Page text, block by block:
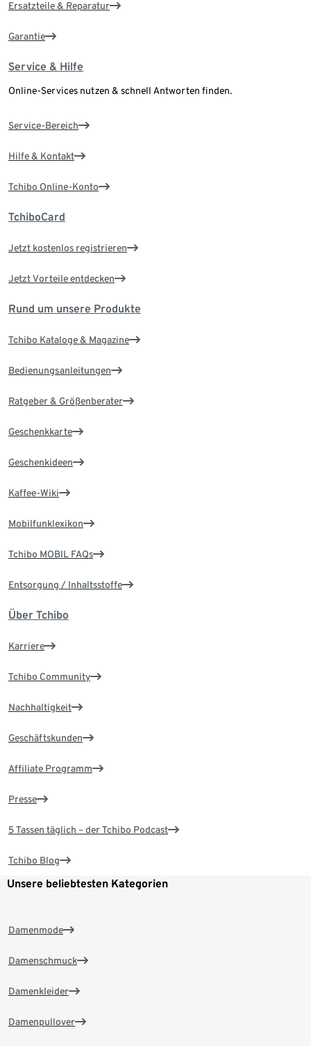
Ersatzteile & Reparatur
Garantie
Service & Hilfe
Online-Services nutzen & schnell Antworten finden.
Service-Bereich
Hilfe & Kontakt
Tchibo Online-Konto
TchiboCard
Jetzt kostenlos registrieren
Jetzt Vorteile entdecken
Rund um unsere Produkte
Tchibo Kataloge & Magazine
Bedienungsanleitungen
Ratgeber & Größenberater
Geschenkkarte
Geschenkideen
Kaffee-Wiki
Mobilfunklexikon
Tchibo MOBIL FAQs
Entsorgung / Inhaltsstoffe
Über Tchibo
Karriere
Tchibo Community
Nachhaltigkeit
Geschäftskunden
Affiliate Programm
Presse
5 Tassen täglich – der Tchibo Podcast
Tchibo Blog
Unsere beliebtesten Kategorien
Damenmode
Damenschmuck
Damenkleider
Damenpullover